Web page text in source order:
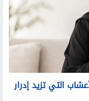
التي تزيد إدرار